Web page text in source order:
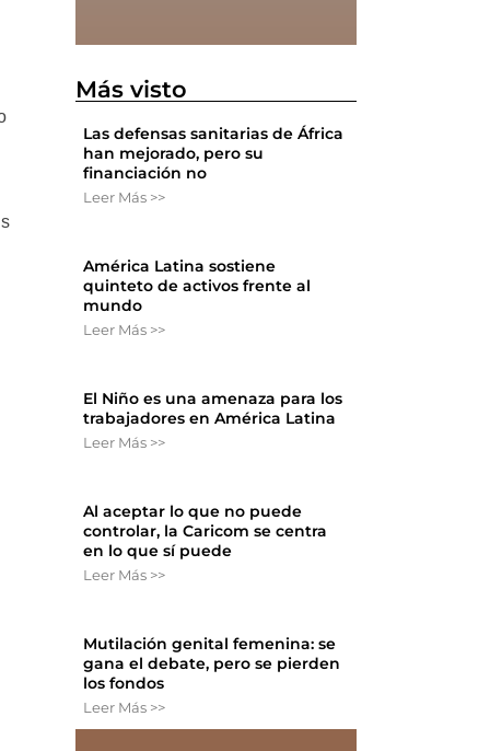
Más visto
Las defensas sanitarias de África
han mejorado, pero su
financiación no
Leer Más >>
América Latina sostiene
quinteto de activos frente al
mundo
Leer Más >>
El Niño es una amenaza para los
trabajadores en América Latina
Leer Más >>
Al aceptar lo que no puede
controlar, la Caricom se centra
en lo que sí puede
Leer Más >>
Mutilación genital femenina: se
gana el debate, pero se pierden
los fondos
Leer Más >>